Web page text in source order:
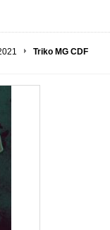
Triko MG CDF